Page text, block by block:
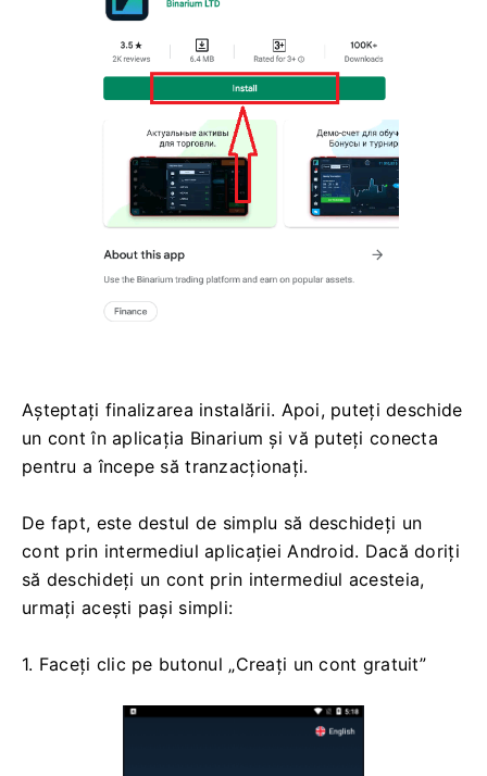
Așteptați finalizarea instalării. Apoi, puteți deschide
un cont în aplicația Binarium și vă puteți conecta
pentru a începe să tranzacționați.
De fapt, este destul de simplu să deschideți un
cont prin intermediul aplicației Android. Dacă doriți
să deschideți un cont prin intermediul acesteia,
urmați acești pași simpli:
1. Faceți clic pe butonul „Creați un cont gratuit”